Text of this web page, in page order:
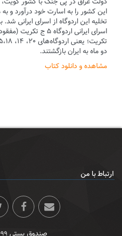
این کشور را به اسارت خود درآورد و
اسرای ایرانی اردوگاه
دو ماه به ایران بازگشتند.
مشاهده و دانلود کتاب
ارتباط با من